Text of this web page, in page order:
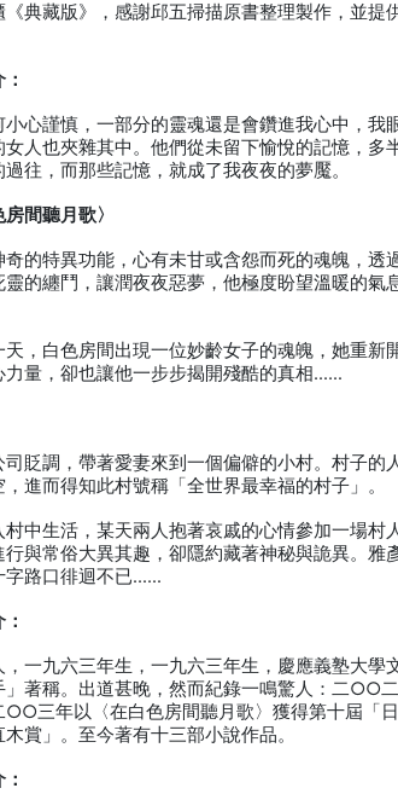
《典藏版》，感謝邱五掃描原書整理製作，並提
小心謹慎，一部分的靈魂還是會鑽進我心中，我
女人也夾雜其中。他們從未留下愉悅的記憶，多
過往，而那些記憶，就成了我夜夜的夢魘。
房間聽月歌〉
奇的特異功能，心有未甘或含怨而死的魂魄，透
靈的纏鬥，讓潤夜夜惡夢，他極度盼望溫暖的氣
天，白色房間出現一位妙齡女子的魂魄，她重新
力量，卻也讓他一步步揭開殘酷的真相……
司貶調，帶著愛妻來到一個偏僻的小村。村子
進而得知此村號稱「全世界最幸福的村子」。
村中生活，某天兩人抱著哀戚的心情參加一場
行與常俗大異其趣，卻隱約藏著神秘與詭異。
字路口徘迴不已……
，一九六三年生，一九六三年生，慶應義塾大
」著稱。出道甚晚，然而紀錄一鳴驚人：二○○
○○三年以〈在白色房間聽月歌〉獲得第十屆「
賞」。至今著有十三部小說作品。